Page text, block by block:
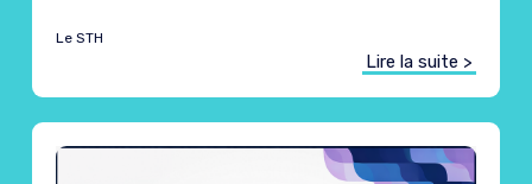
Le STH
Lire la suite >